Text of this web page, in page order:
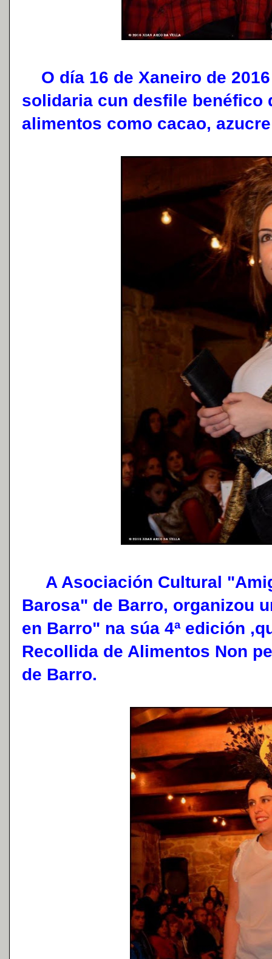
O día 16 de Xaneiro de
solidaria cun desfile
alimentos como cacao,
A Asociación Cultural
Barosa" de Barro, organizou
en Barro" na súa 4ª edición
Recollida de Alimentos Non
de Barro.